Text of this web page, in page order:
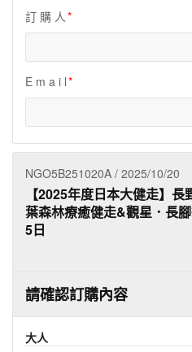
訂 購 人
E m a i l
NGO5B251020A / 2025/10/20
【2025年度日本大健走】長
葉森林療癒健走&觀星．長
5日
請確認訂購內容
大人